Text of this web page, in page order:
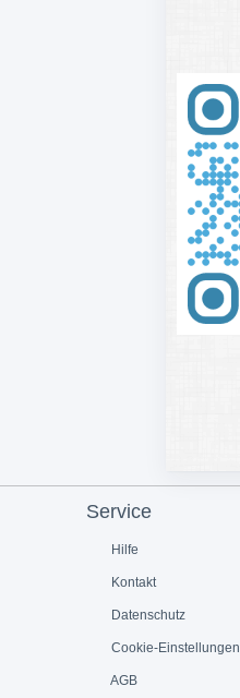
Service
Hilfe
Kontakt
Datenschutz
Cookie-Einstellungen
AGB